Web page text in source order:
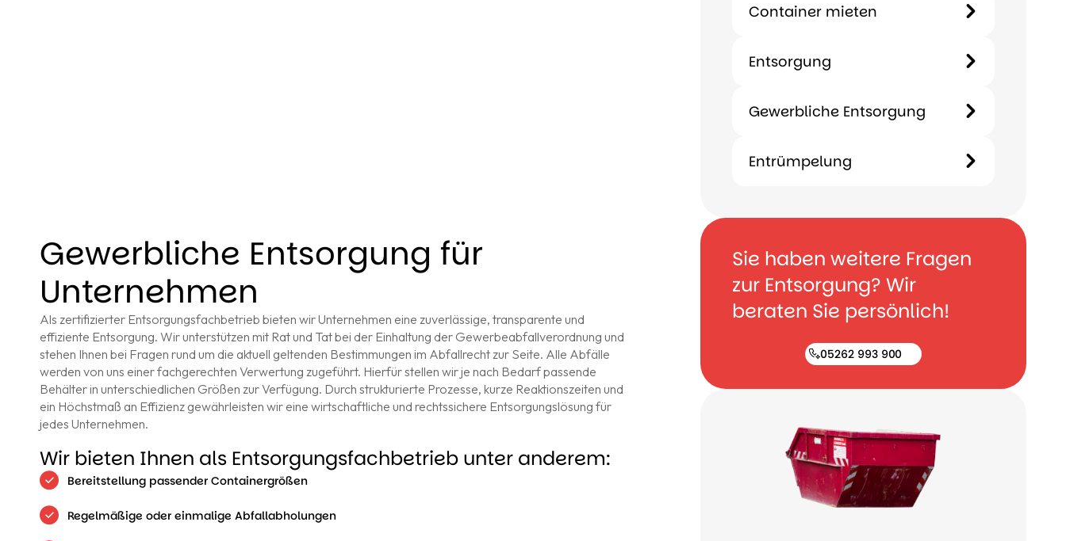
Gewerbliche Entsorgung für
Unternehmen
Als zertifizierter Entsorgungsfachbetrieb bieten wir Unternehmen eine zuverlässige, transparente und
effiziente Entsorgung. Wir unterstützen mit Rat und Tat bei der Einhaltung der Gewerbeabfallverordnung und
stehen Ihnen bei Fragen rund um die aktuell geltenden Bestimmungen im Abfallrecht zur Seite. Alle Abfälle
werden von uns einer fachgerechten Verwertung zugeführt. Hierfür stellen wir je nach Bedarf passende
Behälter in unterschiedlichen Größen zur Verfügung. Durch strukturierte Prozesse, kurze Reaktionszeiten und
ein Höchstmaß an Effizienz gewährleisten wir eine wirtschaftliche und rechtssichere Entsorgungslösung für
jedes Unternehmen.
Wir bieten Ihnen als Entsorgungsfachbetrieb unter anderem:
Bereitstellung passender Containergrößen
Regelmäßige oder einmalige Abfallabholungen
Container mieten
Entsorgung
Gewerbliche Entsorgung
Entrümpelung
Sie haben weitere Fragen
zur Entsorgung? Wir
beraten Sie persönlich!
05262 993 900